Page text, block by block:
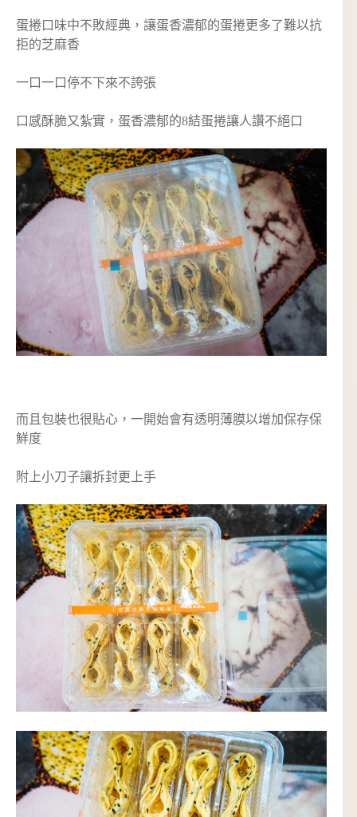
蛋捲口味中不敗經典，讓蛋香濃郁的蛋捲更多了難以抗
拒的芝麻香
一口一口停不下來不誇張
口感酥脆又紮實，蛋香濃郁的8結蛋捲讓人讚不絕口
而且包裝也很貼心，一開始會有透明薄膜以增加保存保
鮮度
附上小刀子讓拆封更上手